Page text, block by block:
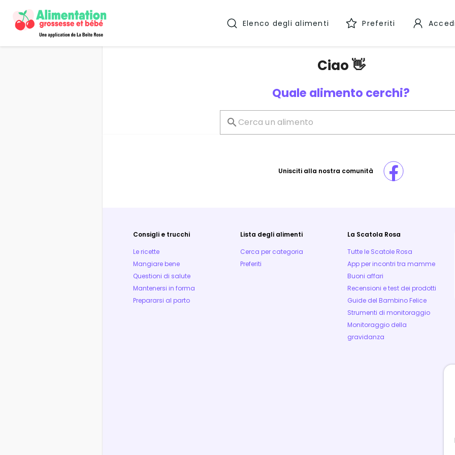
Elenco degli alimenti Preferiti
Ciao 👋
Quale alimento cerchi?
Unisciti alla nostra comunità
Consigli e trucchi
Le ricette
Mangiare bene
Questioni di salute
Mantenersi in forma
Prepararsi al parto
Lista degli alimenti
Cerca per categoria
Preferiti
La Scatola Rosa
Tutte le Scatole Rosa
App per incontri tra mamme
Buoni affari
Recensioni e test dei prodotti
Guide del Bambino Felice
Strumenti di monitoraggio
Monitoraggio della
gravidanza